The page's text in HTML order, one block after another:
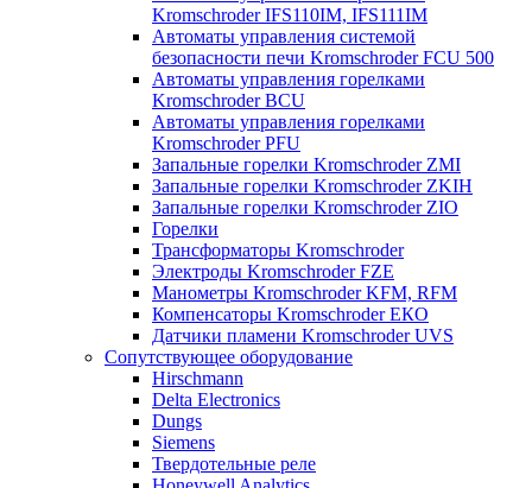
Kromschroder IFS110IM, IFS111IM
Автоматы управления системой
безопасности печи Kromschroder FCU 500
Автоматы управления горелками
Kromschroder BCU
Автоматы управления горелками
Kromschroder PFU
Запальные горелки Kromschroder ZМI
Запальные горелки Kromschroder ZKIH
Запальные горелки Kromschroder ZIO
Горелки
Трансформаторы Kromschroder
Электроды Kromschroder FZE
Манометры Kromschroder KFM, RFM
Компенсаторы Kromschroder ЕКО
Датчики пламени Kromschroder UVS
Сопутствующее оборудование
Hirschmann
Delta Electronics
Dungs
Siemens
Твердотельные реле